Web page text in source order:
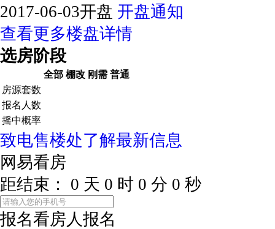
2017-06-03开盘 开盘通知
查看更多楼盘详情
选房阶段
全部 棚改 刚需 普通
房源套数
报名人数
摇中概率
致电售楼处了解最新信息
网易看房
距结束：
0 天 0 时 0 分 0 秒
报名看房人报名